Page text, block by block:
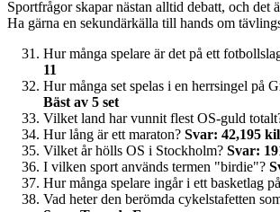
Sportfrågor skapar nästan alltid debatt, och det
Ha gärna en sekundärkälla till hands om
Hur många spelare är det på ett
11
Hur många set spelas i en herrsingel på
Bäst av 5 set
Vilket land har vunnit flest OS-guld
Hur lång är ett maraton? Svar: 42,195
Vilket år hölls OS i Stockholm? Svar:
I vilken sport används termen "birdie"?
Hur många spelare ingår i ett basketlag
Vad heter den berömda cykelstafetten